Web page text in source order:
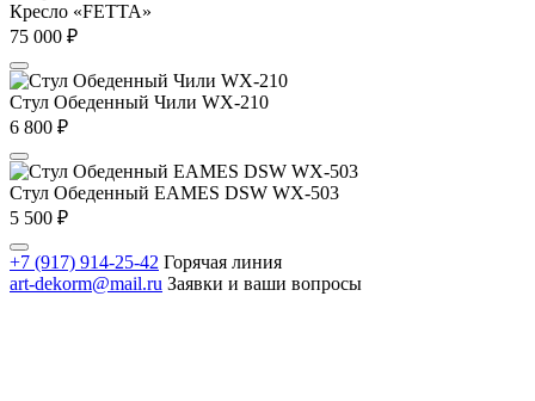
Кресло «FETTA»
75 000 ₽
Стул Обеденный Чили WX-210
6 800 ₽
Стул Обеденный EAMES DSW WX-503
5 500 ₽
+7 (917) 914-25-42 Горячая линия
art-dekorm@mail.ru Заявки и ваши вопросы